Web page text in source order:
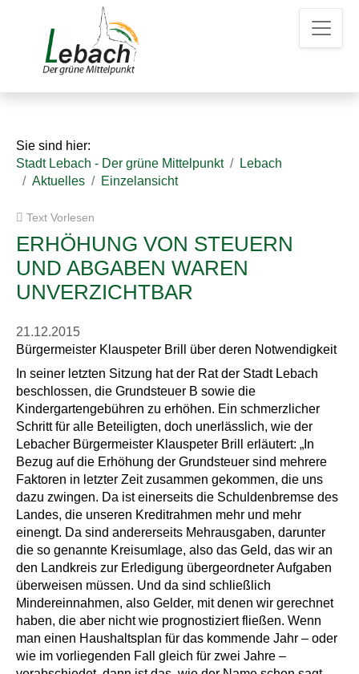
u
h
K
Sie sind hier:
Stadt Lebach - Der grüne Mittelpunkt
Lebach
Aktuelles
Einzelansicht
Text Vorlesen
ERHÖHUNG VON STEUERN
UND ABGABEN WAREN
UNVERZICHTBAR
21.12.2015
Bürgermeister Klauspeter Brill über deren Notwendigkeit
In seiner letzten Sitzung hat der Rat der Stadt Lebach
beschlossen, die Grundsteuer B sowie die
Kindergartengebühren zu erhöhen. Ein schmerzlicher
Schritt für alle Beteiligten, doch unerlässlich, wie der
Lebacher Bürgermeister Klauspeter Brill erläutert: „In
Bezug auf die Erhöhung der Grundsteuer sind mehrere
Faktoren in letzter Zeit zusammen gekommen, die uns
dazu zwingen. Da ist einerseits die Schuldenbremse des
Landes, die unseren Kreditrahmen mehr und mehr
einengt. Da sind andererseits Mehrausgaben, darunter
die so genannte Kreisumlage, also das Geld, das wir an
den Landkreis zur Erledigung übergeordneter Aufgaben
überweisen müssen. Und da sind schließlich
Mindereinnahmen, also Gelder, mit denen wir gerechnet
haben, die aber nicht wie prognostiziert fließen. Wenn
man einen Haushaltsplan für das kommende Jahr – oder
wie im vorliegenden Fall gleich für zwei Jahre –